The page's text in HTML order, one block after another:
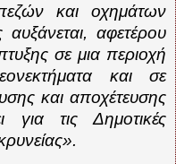
και οχημάτων
αφετέρου
σε μια περιοχή
και σε
και αποχέτευσης
για τις Δημοτικές